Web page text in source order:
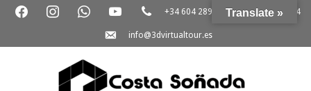
+34 604 289 264 +34 865 796 054
info@3dvirtualtour.es
Translate »